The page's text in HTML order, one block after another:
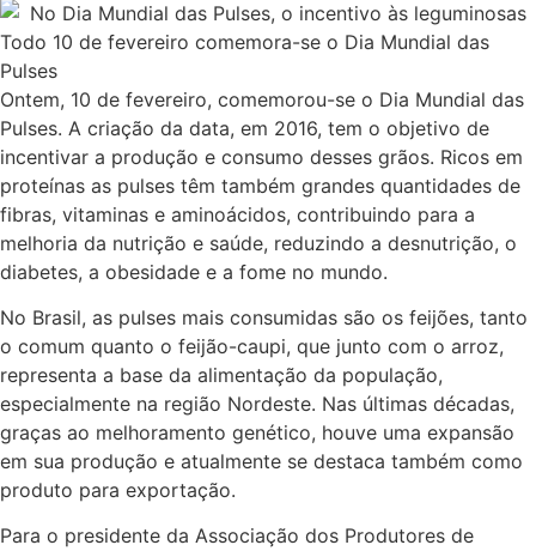
Todo 10 de fevereiro comemora-se o Dia Mundial das
Pulses
Ontem, 10 de fevereiro, comemorou-se o Dia Mundial das
Pulses. A criação da data, em 2016, tem o objetivo de
incentivar a produção e consumo desses grãos. Ricos em
proteínas as pulses têm também grandes quantidades de
fibras, vitaminas e aminoácidos, contribuindo para a
melhoria da nutrição e saúde, reduzindo a desnutrição, o
diabetes, a obesidade e a fome no mundo.
No Brasil, as pulses mais consumidas são os feijões, tanto
o comum quanto o feijão-caupi, que junto com o arroz,
representa a base da alimentação da população,
especialmente na região Nordeste. Nas últimas décadas,
graças ao melhoramento genético, houve uma expansão
em sua produção e atualmente se destaca também como
produto para exportação.
Para o presidente da Associação dos Produtores de